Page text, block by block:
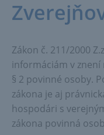
Zákon č. 211/2000
informáciám v
§ 2 povinné osoby.
zákona je aj
hospodári s
zákona povinná